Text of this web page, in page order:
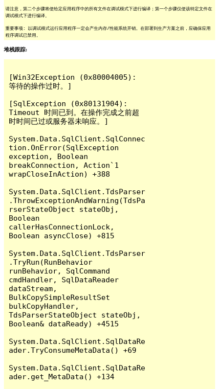
请注意，第二个步骤将使给定应用程序中的所有文件在调试模式下进行编译；第一个步骤仅使该特定文件在
调试模式下进行编译。
重要事项: 以调试模式运行应用程序一定会产生内存/性能系统开销。在部署到生产方案之前，应确保应用
程序调试已禁用。
堆栈跟踪:
[Win32Exception (0x80004005):
等待的操作过时。]
[SqlException (0x80131904):
Timeout 时间已到。在操作完成之前超
时时间已过或服务器未响应。]
System.Data.SqlClient.SqlConnec
tion.OnError(SqlException
exception, Boolean
breakConnection, Action`1
wrapCloseInAction) +388
System.Data.SqlClient.TdsParser
.ThrowExceptionAndWarning(TdsPa
rserStateObject stateObj,
Boolean
callerHasConnectionLock,
Boolean asyncClose) +815
System.Data.SqlClient.TdsParser
.TryRun(RunBehavior
runBehavior, SqlCommand
cmdHandler, SqlDataReader
dataStream,
BulkCopySimpleResultSet
bulkCopyHandler,
TdsParserStateObject stateObj,
Boolean& dataReady) +4515
System.Data.SqlClient.SqlDataRe
ader.TryConsumeMetaData() +69
System.Data.SqlClient.SqlDataRe
ader.get_MetaData() +134